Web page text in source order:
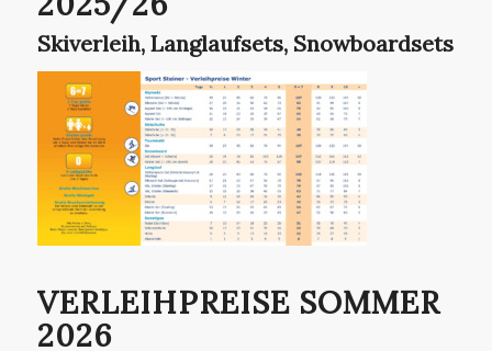
Skiverleih, Langlaufsets, Snowboardsets
VERLEIHPREISE SOMMER
2026